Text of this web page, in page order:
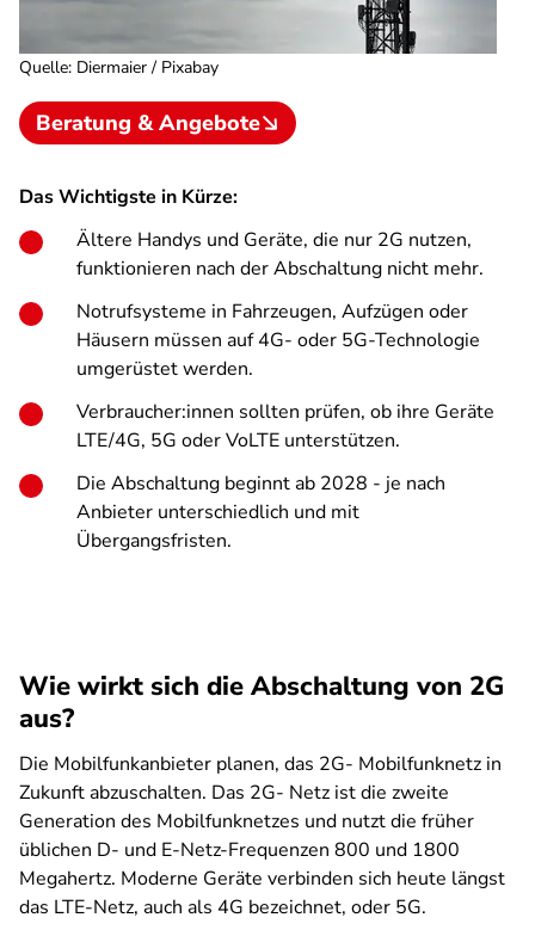
Quelle: Diermaier / Pixabay
Beratung & Angebote
Das Wichtigste in Kürze:
Ältere Handys und Geräte, die nur 2G nutzen,
funktionieren nach der Abschaltung nicht mehr.
Notrufsysteme in Fahrzeugen, Aufzügen oder
Häusern müssen auf 4G- oder 5G-Technologie
umgerüstet werden.
Verbraucher:innen sollten prüfen, ob ihre Geräte
LTE/4G, 5G oder VoLTE unterstützen.
Die Abschaltung beginnt ab 2028 - je nach
Anbieter unterschiedlich und mit
Übergangsfristen.
Wie wirkt sich die Abschaltung von 2G
aus?
Die Mobilfunkanbieter planen, das 2G- Mobilfunknetz in
Zukunft abzuschalten. Das 2G- Netz ist die zweite
Generation des Mobilfunknetzes und nutzt die früher
üblichen D- und E-Netz-Frequenzen 800 und 1800
Megahertz. Moderne Geräte verbinden sich heute längst
das LTE-Netz, auch als 4G bezeichnet, oder 5G.